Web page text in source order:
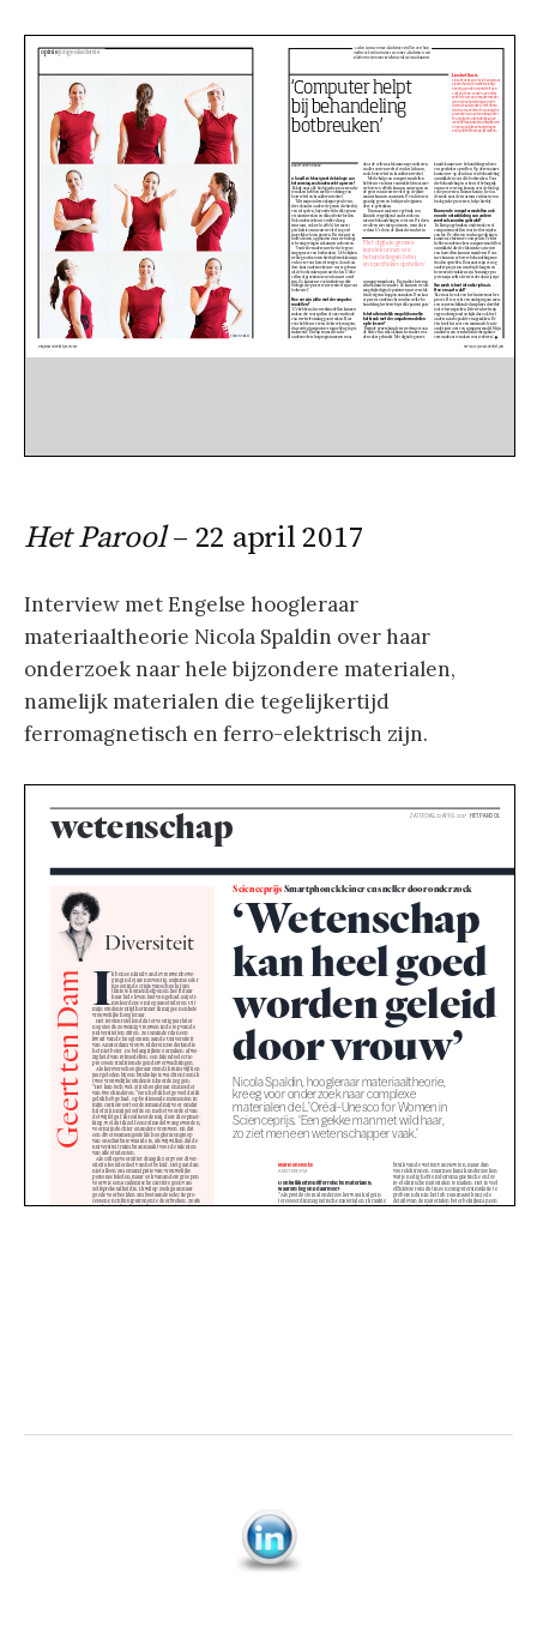
Het Parool– 22 april 2017
Interview met Engelse hoogleraar
materiaaltheorie Nicola Spaldin over haar
onderzoek naar hele bijzondere materialen,
namelijk materialen die tegelijkertijd
ferromagnetisch en ferro-elektrisch zijn.